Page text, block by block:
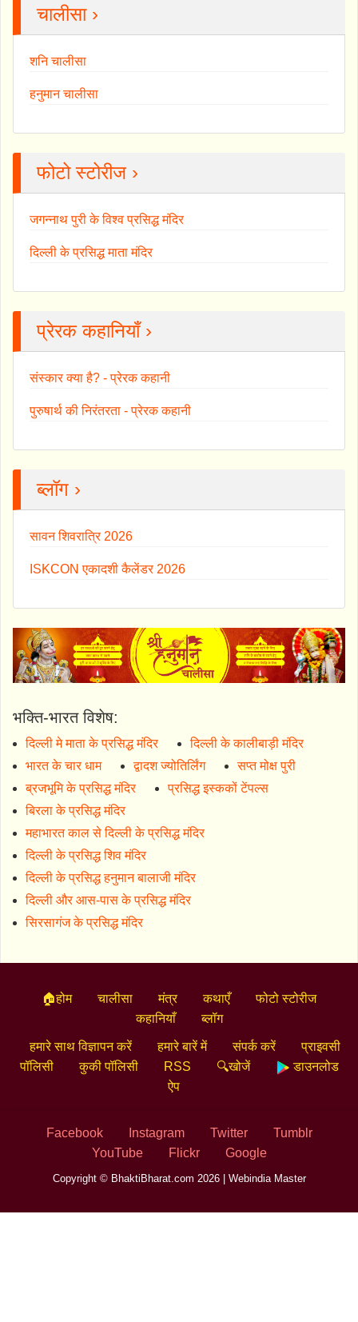
चालीसा ›
शनि चालीसा
हनुमान चालीसा
फोटो स्टोरीज ›
जगन्नाथ पुरी के विश्व प्रसिद्ध मंदिर
दिल्ली के प्रसिद्ध माता मंदिर
प्रेरक कहानियाँ ›
संस्कार क्या है? - प्रेरक कहानी
पुरुषार्थ की निरंतरता - प्रेरक कहानी
ब्लॉग ›
सावन शिवरात्रि 2026
ISKCON एकादशी कैलेंडर 2026
भक्ति-भारत विशेष:
दिल्ली मे माता के प्रसिद्ध मंदिर
दिल्ली के कालीबाड़ी मंदिर
भारत के चार धाम
द्वादश ज्योतिर्लिंग
सप्त मोक्ष पुरी
ब्रजभूमि के प्रसिद्ध मंदिर
प्रसिद्ध इस्ककों टेंपल्स
बिरला के प्रसिद्ध मंदिर
महाभारत काल से दिल्ली के प्रसिद्ध मंदिर
दिल्ली के प्रसिद्ध शिव मंदिर
दिल्ली के प्रसिद्ध हनुमान बालाजी मंदिर
दिल्ली और आस-पास के प्रसिद्ध मंदिर
सिरसागंज के प्रसिद्ध मंदिर
🏠होम चालीसा मंत्र कथाएँ
फोटो स्टोरीज
कहानियाँ
ब्लॉग
हमारे साथ विज्ञापन करें हमारे बारें में संपर्क करें
प्राइवसी
पॉलिसी
कुकी पॉलिसी RSS 🔍खोजें
डाउनलोड
ऐप
Facebook Instagram Twitter
Tumblr
YouTube
Flickr Google
Copyright © BhaktiBharat.com 2026 | Webindia Master